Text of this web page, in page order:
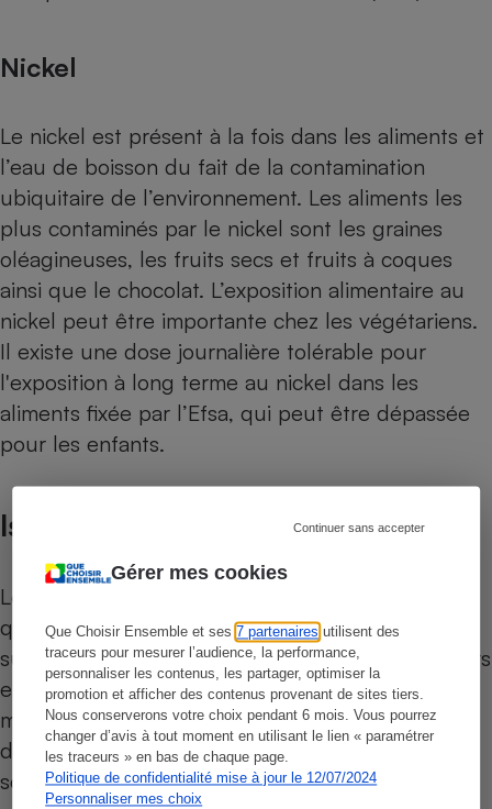
Gérer mes cookies
Que Choisir Ensemble et ses7 partenaires utilisent des
traceurs pour mesurer l’audience, la performance,
personnaliser les contenus, les partager, optimiser la
promotion et afficher des contenus provenant de sites tiers.
Nous conserverons votre choix pendant 6 mois. Vous pourrez
changer d’avis à tout moment en utilisant le lien « paramétrer
les traceurs » en bas de chaque page.
Politique de confidentialité mise à jour le 12/07/2024
Personnaliser mes choix
Continuer sans accepter
Nickel
Le nickel est présent à la fois dans les aliments et
l’eau de boisson du fait de la contamination
ubiquitaire de l’environnement. Les aliments les
plus contaminés par le nickel sont les graines
oléagineuses, les fruits secs et fruits à coques
ainsi que le chocolat. L’exposition alimentaire au
nickel peut être importante chez les végétariens.
Il existe une dose journalière tolérable pour
l'exposition à long terme au nickel dans les
aliments fixée par l’Efsa, qui peut être dépassée
pour les enfants.
Isoflavones
Les boissons à base de soja peuvent contenir en
quantités variables des isoflavones. Ce sont des
substances ayant des propriétés de perturbateurs
endocriniens potentielles. Nous avons donc fait
mesurer en laboratoire la teneur en isoflavones
des différentes boissons mettant en œuvre du
soja.